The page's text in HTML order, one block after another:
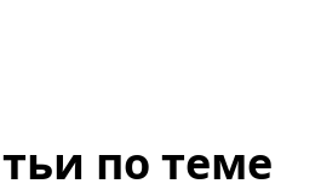
по теме